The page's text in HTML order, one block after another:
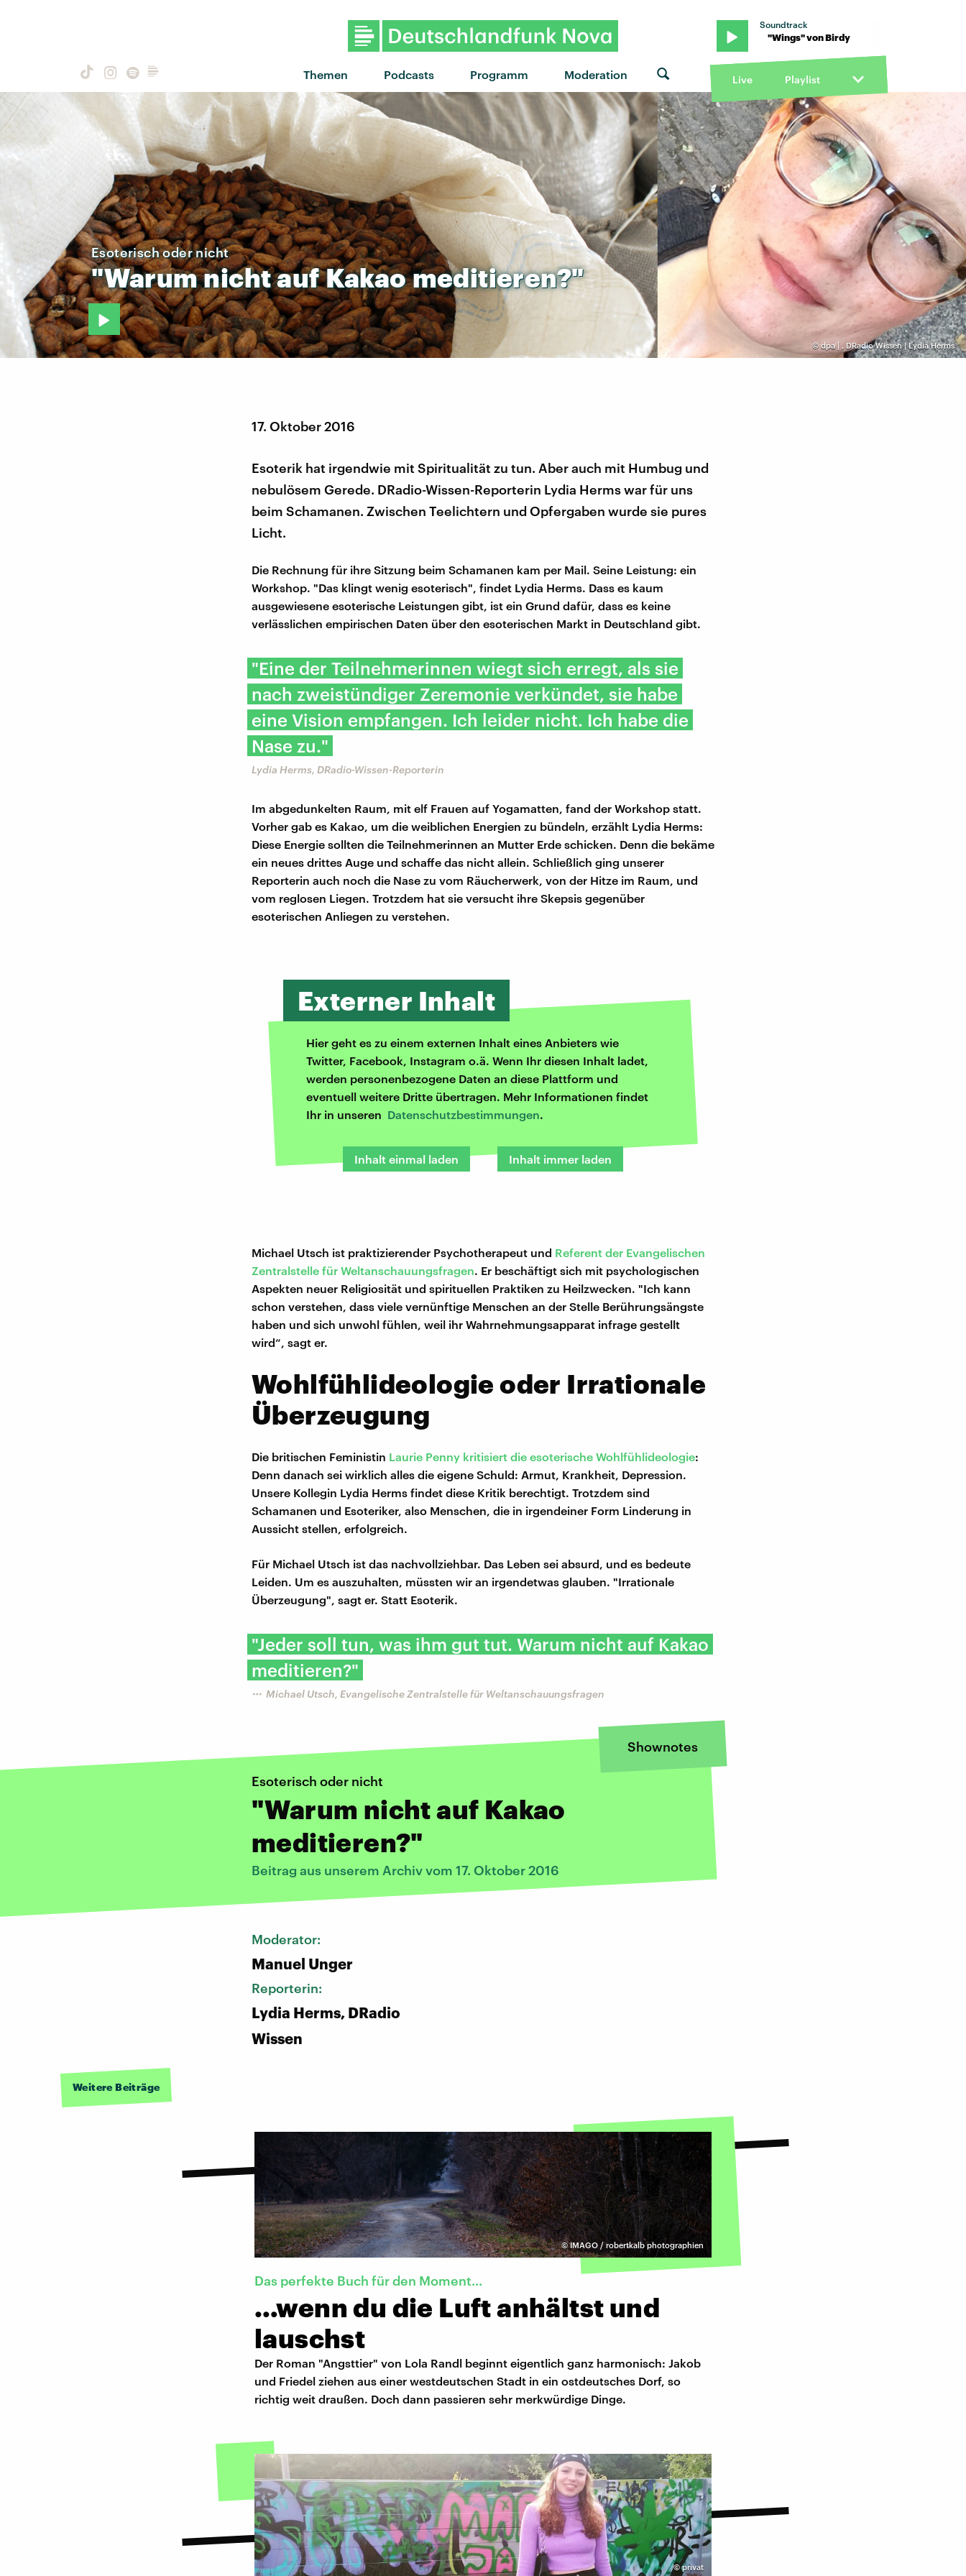
Themen Podcasts Programm Moderation
Soundtrack
"Wings" von Birdy · "Wings" von Birdy · "Wings" von Birdy
Live Playlist
© dpa |, DRadio Wissen | Lydia Herms
Esoterisch oder nicht
"WarumnichtaufKakaomeditieren?"
17. Oktober 2016
Esoterik hat irgendwie mit Spiritualität zu tun. Aber auch mit Humbug und
nebulösem Gerede. DRadio-Wissen-Reporterin Lydia Herms war für uns
beim Schamanen. Zwischen Teelichtern und Opfergaben wurde sie pures
Licht.
Die Rechnung für ihre Sitzung beim Schamanen kam per Mail. Seine Leistung: ein
Workshop. "Das klingt wenig esoterisch", findet Lydia Herms. Dass es kaum
ausgewiesene esoterische Leistungen gibt, ist ein Grund dafür, dass es keine
verlässlichen empirischen Daten über den esoterischen Markt in Deutschland gibt.
"Eine der Teilnehmerinnen wiegt sich erregt, als sie
nach zweistündiger Zeremonie verkündet, sie habe
eine Vision empfangen. Ich leider nicht. Ich habe die
Nase zu."
Lydia Herms, DRadio-Wissen-Reporterin
Im abgedunkelten Raum, mit elf Frauen auf Yogamatten, fand der Workshop statt.
Vorher gab es Kakao, um die weiblichen Energien zu bündeln, erzählt Lydia Herms:
Diese Energie sollten die Teilnehmerinnen an Mutter Erde schicken. Denn die bekäme
ein neues drittes Auge und schaffe das nicht allein. Schließlich ging unserer
Reporterin auch noch die Nase zu vom Räucherwerk, von der Hitze im Raum, und
vom reglosen Liegen. Trotzdem hat sie versucht ihre Skepsis gegenüber
esoterischen Anliegen zu verstehen.
Externer Inhalt
Hier geht es zu einem externen Inhalt eines Anbieters wie
Twitter, Facebook, Instagram o.ä. Wenn Ihr diesen Inhalt ladet,
werden personenbezogene Daten an diese Plattform und
eventuell weitere Dritte übertragen. Mehr Informationen findet
Ihr in unseren Datenschutzbestimmungen.
Inhalt einmal laden Inhalt immer laden
Michael Utsch ist praktizierender Psychotherapeut und Referent der Evangelischen
Zentralstelle für Weltanschauungsfragen. Er beschäftigt sich mit psychologischen
Aspekten neuer Religiosität und spirituellen Praktiken zu Heilzwecken. "Ich kann
schon verstehen, dass viele vernünftige Menschen an der Stelle Berührungsängste
haben und sich unwohl fühlen, weil ihr Wahrnehmungsapparat infrage gestellt
wird“, sagt er.
Wohlfühlideologie oder Irrationale
Überzeugung
Die britischen Feministin Laurie Penny kritisiert die esoterische Wohlfühlideologie:
Denn danach sei wirklich alles die eigene Schuld: Armut, Krankheit, Depression.
Unsere Kollegin Lydia Herms findet diese Kritik berechtigt. Trotzdem sind
Schamanen und Esoteriker, also Menschen, die in irgendeiner Form Linderung in
Aussicht stellen, erfolgreich.
Für Michael Utsch ist das nachvollziehbar. Das Leben sei absurd, und es bedeute
Leiden. Um es auszuhalten, müssten wir an irgendetwas glauben. "Irrationale
Überzeugung", sagt er. Statt Esoterik.
"Jeder soll tun, was ihm gut tut. Warum nicht auf Kakao
meditieren?"
Michael Utsch, Evangelische Zentralstelle für Weltanschauungsfragen
Shownotes
Esoterisch oder nicht
"Warum nicht auf Kakao
meditieren?"
Beitrag aus unserem Archiv vom 17. Oktober 2016
Moderator:
Manuel Unger
Reporterin:
Lydia Herms, DRadio
Wissen
Weitere Beiträge
©IMAGO / robertkalb photographien
Das perfekte Buch für den Moment...
…wenn du die Luft anhältst und
lauschst
Der Roman "Angsttier" von Lola Randl beginnt eigentlich ganz harmonisch: Jakob
und Friedel ziehen aus einer westdeutschen Stadt in ein ostdeutsches Dorf, so
richtig weit draußen. Doch dann passieren sehr merkwürdige Dinge.
©privat